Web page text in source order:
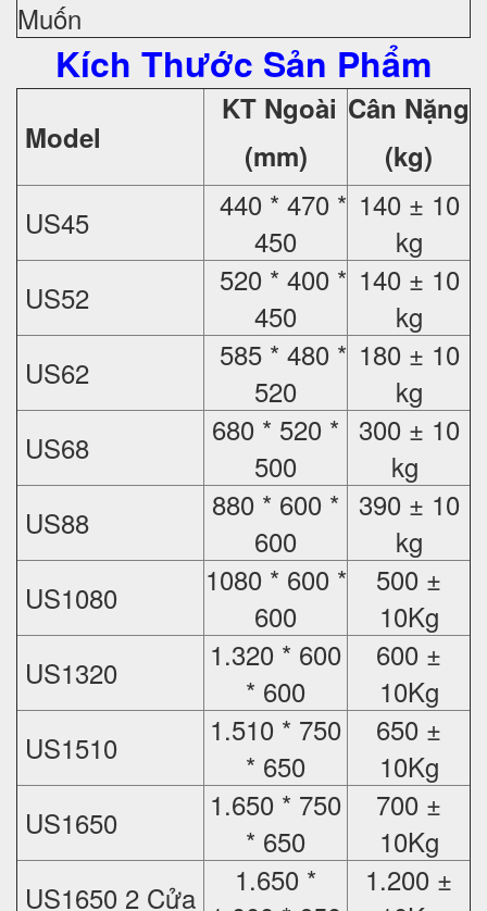
Muốn
Kích Thước Sản Phẩm
Model
KT Ngoài
(mm)
Cân Nặng
(kg)
US45
440 * 470 *
450
140 ± 10
kg
US52
520 * 400 *
450
140 ± 10
kg
US62
585 * 480 *
520
180 ± 10
kg
US68
680 * 520 *
500
300 ± 10
kg
US88
880 * 600 *
600
390 ± 10
kg
US1080
1080 * 600 *
600
500 ±
10Kg
US1320
1.320 * 600
* 600
600 ±
10Kg
US1510
1.510 * 750
* 650
650 ±
10Kg
US1650
1.650 * 750
* 650
700 ±
10Kg
US1650 2 Cửa
1.650 *
1.200 ±